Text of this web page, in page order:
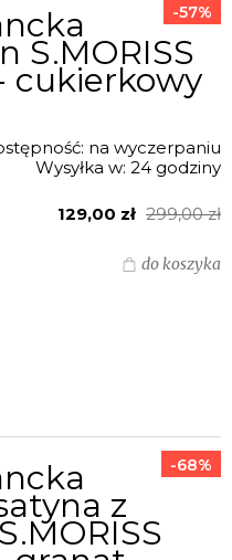
S.MORISS
cukierkowy
na wyczerpaniu
Wysyłka w: 24 godziny
129,00 zł 299,00 zł
do koszyka
-57%
z
-68%